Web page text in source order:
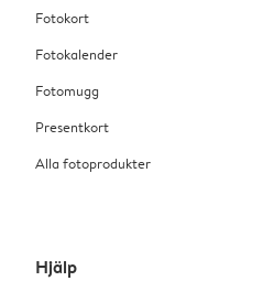
Fotokort
Fotokalender
Fotomugg
Presentkort
Alla fotoprodukter
Hjälp